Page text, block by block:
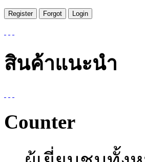
สินค้าแนะนำ
Counter